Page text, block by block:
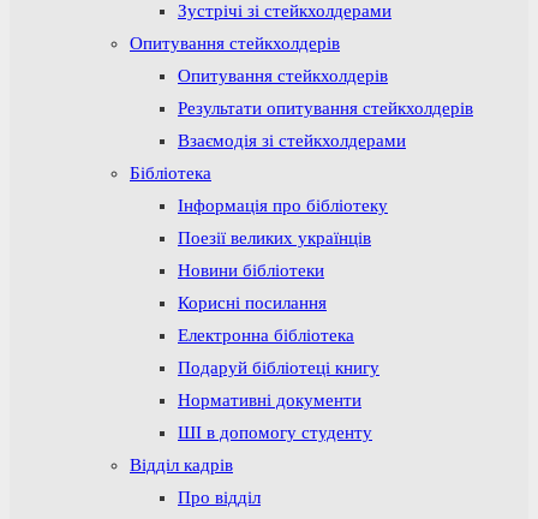
Зустрічі зі стейкхолдерами
Опитування стейкхолдерів
Опитування стейкхолдерів
Результати опитування стейкхолдерів
Взаємодія зі стейкхолдерами
Бібліотека
Інформація про бібліотеку
Поезії великих українців
Новини бібліотеки
Корисні посилання
Електронна бібліотека
Подаруй бібліотеці книгу
Нормативні документи
ШІ в допомогу студенту
Відділ кадрів
Про відділ